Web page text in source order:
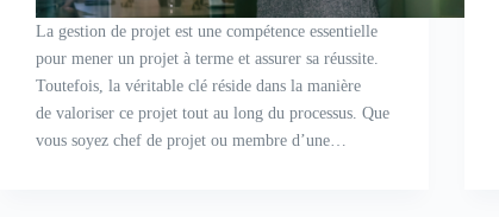
La gestion de projet est une compétence essentielle
pour mener un projet à terme et assurer sa réussite.
Toutefois, la véritable clé réside dans la manière
de valoriser ce projet tout au long du processus. Que
vous soyez chef de projet ou membre d’une…